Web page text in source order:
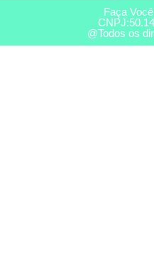
Faça
@Todos os